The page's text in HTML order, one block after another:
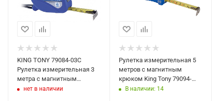
KING TONY 79084-03C
Рулетка измерительная 3
метра с магнитным
крюком
нет в наличии
Рулетка измерительная 5
метров с магнитным
крюком King Tony 79094-
05MВ наличии: 14